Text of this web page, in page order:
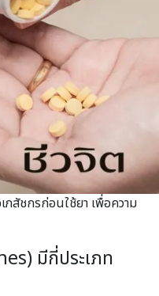
สัชกรก่อนใช้ยา เพื่อความ
มีกี่ประเภท